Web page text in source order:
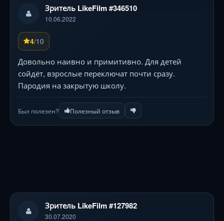
Зритель LikeFilm #346510
10.06.2022
4/10
Довольно наивно и примитивно. Для детей
сойдёт, взрослые переключат почти сразу.
Пародия на закрытую школу.
Был полезен? Полезный отзыв
Зритель LikeFilm #127982
30.07.2020